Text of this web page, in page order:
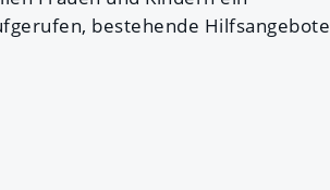
bestehende Hilfsangebote